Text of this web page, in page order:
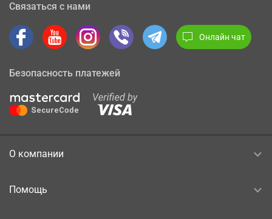
Связаться с нами
Онлайн чат
Безопасность платежей
О компании
Помощь